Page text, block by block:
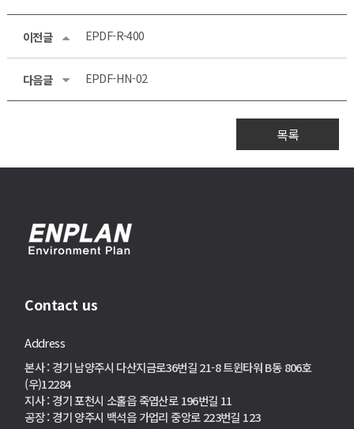
이전글 EPDF-R-400
다음글 EPDF-HN-02
목록
Contact us
Address
본사 : 경기 남양주시 다산지금로36번길 21-8 트윈타워 B동 806호
(우)12284
지사 : 경기 포천시 소홀읍 죽엽산로 196번길 11
공장 : 경기 양주시 백석읍 가업리 중앙로 223번길 123